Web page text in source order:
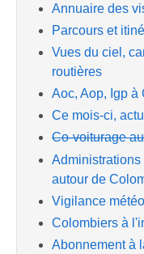
Annuaire des
Parcours et
Vues du ciel,
routières
Aoc, Aop, Igp à
Ce mois-ci,
Co-voiturage
autour de
Vigilance
Colombiers à
Abonnement à